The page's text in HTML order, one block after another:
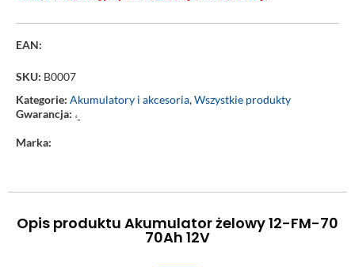
EAN:
SKU: B0007
Kategorie: Akumulatory i akcesoria,Wszystkie produkty
Gwarancja: ‘-
Marka:
Opis produktu Akumulator żelowy 12-FM-70
70Ah 12V